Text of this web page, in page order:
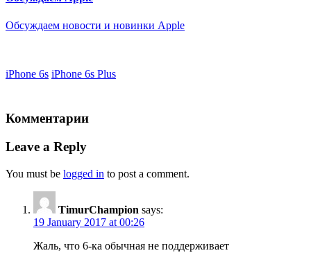
Обсуждаем новости и новинки Apple
iPhone 6s iPhone 6s Plus
Комментарии
Leave a Reply
You must be logged in to post a comment.
TimurChampion says:
19 January 2017 at 00:26
Жаль, что 6-ка обычная не поддерживает